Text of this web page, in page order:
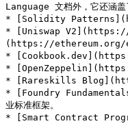
Language 文档外，它还涵盖
* [Solidity
* [Uniswap V2](https://
(https://ethereum.org/
* [Cookbook.dev](https://
* [OpenZeppelin](https://
* [Rareskills
* [Foundry
业标准框架。
* [Smart Contract